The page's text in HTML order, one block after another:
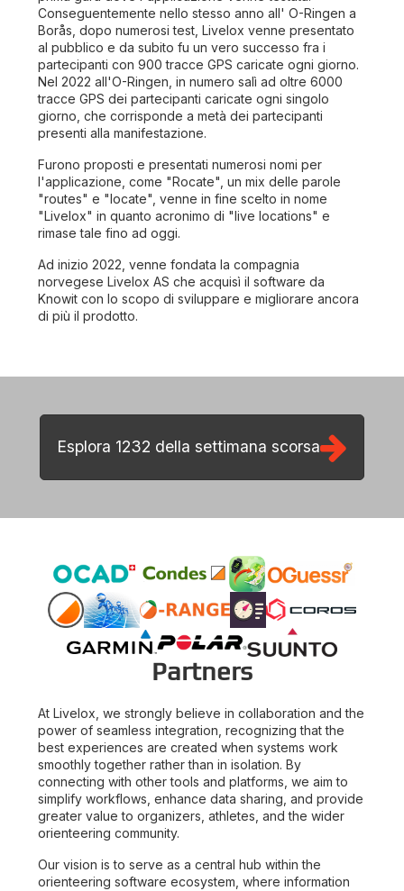
Conseguentemente nello stesso anno all' O-Ringen a
Borås, dopo numerosi test, Livelox venne presentato
al pubblico e da subito fu un vero successo fra i
partecipanti con 900 tracce GPS caricate ogni giorno.
Nel 2022 all'O-Ringen, in numero salì ad oltre 6000
tracce GPS dei partecipanti caricate ogni singolo
giorno, che corrisponde a metà dei partecipanti
presenti alla manifestazione.
Furono proposti e presentati numerosi nomi per
l'applicazione, come "Rocate", un mix delle parole
"routes" e "locate", venne in fine scelto in nome
"Livelox" in quanto acronimo di "live locations" e
rimase tale fino ad oggi.
Ad inizio 2022, venne fondata la compagnia
norvegese Livelox AS che acquisì il software da
Knowit con lo scopo di sviluppare e migliorare ancora
di più il prodotto.
Esplora 1232 della settimana scorsa
Partners
At Livelox, we strongly believe in collaboration and the
power of seamless integration, recognizing that the
best experiences are created when systems work
smoothly together rather than in isolation. By
connecting with other tools and platforms, we aim to
simplify workflows, enhance data sharing, and provide
greater value to organizers, athletes, and the wider
orienteering community.
Our vision is to serve as a central hub within the
orienteering software ecosystem, where information